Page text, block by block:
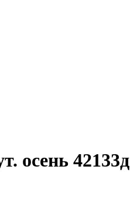
осень 42133д